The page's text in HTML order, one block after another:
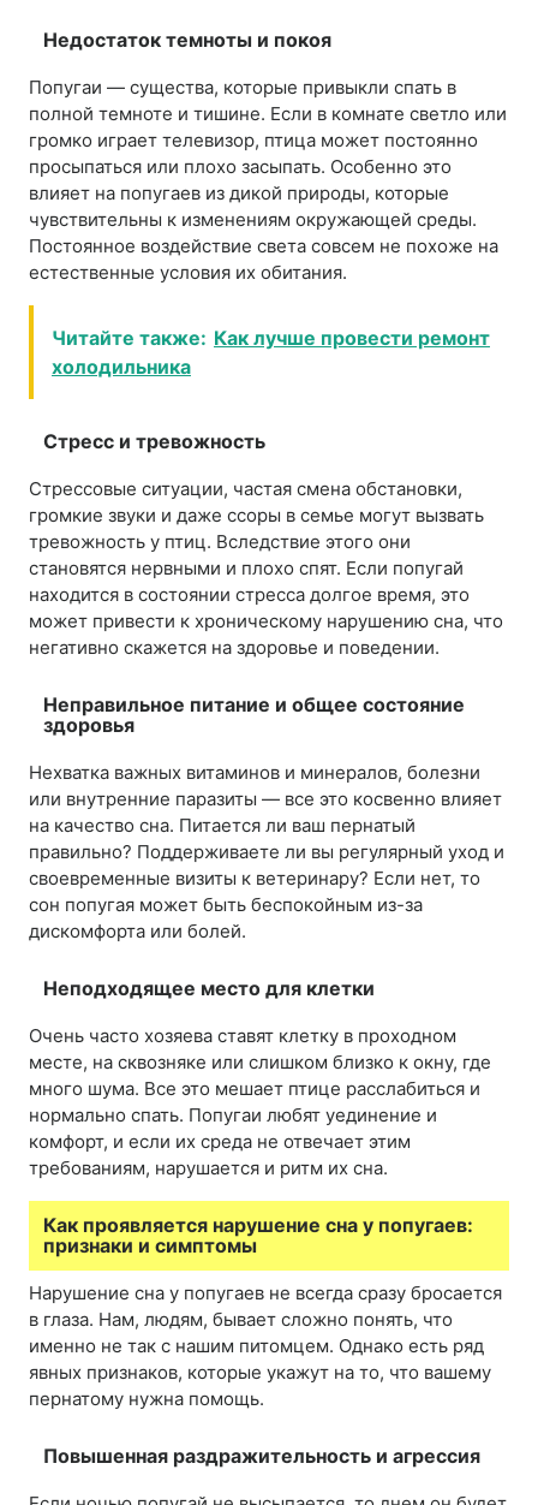
Недостаток темноты и покоя
Попугаи — существа, которые привыкли спать в
полной темноте и тишине. Если в комнате светло или
громко играет телевизор, птица может постоянно
просыпаться или плохо засыпать. Особенно это
влияет на попугаев из дикой природы, которые
чувствительны к изменениям окружающей среды.
Постоянное воздействие света совсем не похоже на
естественные условия их обитания.
Читайте также: Как лучше провести ремонт
холодильника
Стресс и тревожность
Стрессовые ситуации, частая смена обстановки,
громкие звуки и даже ссоры в семье могут вызвать
тревожность у птиц. Вследствие этого они
становятся нервными и плохо спят. Если попугай
находится в состоянии стресса долгое время, это
может привести к хроническому нарушению сна, что
негативно скажется на здоровье и поведении.
Неправильное питание и общее состояние
здоровья
Нехватка важных витаминов и минералов, болезни
или внутренние паразиты — все это косвенно влияет
на качество сна. Питается ли ваш пернатый
правильно? Поддерживаете ли вы регулярный уход и
своевременные визиты к ветеринару? Если нет, то
сон попугая может быть беспокойным из-за
дискомфорта или болей.
Неподходящее место для клетки
Очень часто хозяева ставят клетку в проходном
месте, на сквозняке или слишком близко к окну, где
много шума. Все это мешает птице расслабиться и
нормально спать. Попугаи любят уединение и
комфорт, и если их среда не отвечает этим
требованиям, нарушается и ритм их сна.
Как проявляется нарушение сна у попугаев:
признаки и симптомы
Нарушение сна у попугаев не всегда сразу бросается
в глаза. Нам, людям, бывает сложно понять, что
именно не так с нашим питомцем. Однако есть ряд
явных признаков, которые укажут на то, что вашему
пернатому нужна помощь.
Повышенная раздражительность и агрессия